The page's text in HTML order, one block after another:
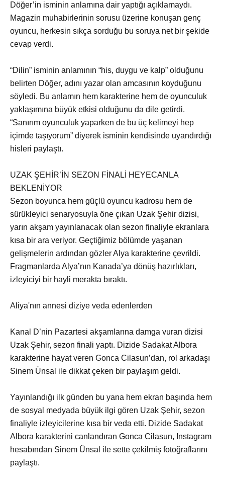
Döğer’in isminin anlamına dair yaptığı açıklamaydı.
Magazin muhabirlerinin sorusu üzerine konuşan genç
oyuncu, herkesin sıkça sorduğu bu soruya net bir şekide
cevap verdi.
“Dilin” isminin anlamının “his, duygu ve kalp” olduğunu
belirten Döğer, adını yazar olan amcasının koyduğunu
söyledi. Bu anlamın hem karakterine hem de oyunculuk
yaklaşımına büyük etkisi olduğunu da dile getirdi.
“Sanırım oyunculuk yaparken de bu üç kelimeyi hep
içimde taşıyorum” diyerek isminin kendisinde uyandırdığı
hisleri paylaştı.
UZAK ŞEHİR’İN SEZON FİNALİ HEYECANLA
BEKLENİYOR
Sezon boyunca hem güçlü oyuncu kadrosu hem de
sürükleyici senaryosuyla öne çıkan Uzak Şehir dizisi,
yarın akşam yayınlanacak olan sezon finaliyle ekranlara
kısa bir ara veriyor. Geçtiğimiz bölümde yaşanan
gelişmelerin ardından gözler Alya karakterine çevrildi.
Fragmanlarda Alya’nın Kanada’ya dönüş hazırlıkları,
izleyiciyi bir hayli merakta bıraktı.
Aliya'nın annesi diziye veda edenlerden
Kanal D’nin Pazartesi akşamlarına damga vuran dizisi
Uzak Şehir, sezon finali yaptı. Dizide Sadakat Albora
karakterine hayat veren Gonca Cilasun’dan, rol arkadaşı
Sinem Ünsal ile dikkat çeken bir paylaşım geldi.
Yayınlandığı ilk günden bu yana hem ekran başında hem
de sosyal medyada büyük ilgi gören Uzak Şehir, sezon
finaliyle izleyicilerine kısa bir veda etti. Dizide Sadakat
Albora karakterini canlandıran Gonca Cilasun, Instagram
hesabından Sinem Ünsal ile sette çekilmiş fotoğraflarını
paylaştı.